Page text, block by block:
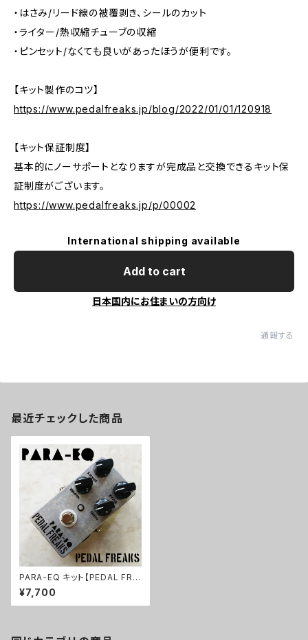
・はさみ/リード線の被覆剥き、シールのカット
・ライター/熱収縮チューブの収縮
・ピンセット/なくても良いがあったほうが便利です。
【キット製作のコツ】
https://www.pedalfreaks.jp/blog/2022/01/01/120918
【キット保証制度】
基本的にノーサポートとなりますが完成品と交換できるキット保
証制度がございます。
https://www.pedalfreaks.jp/p/00002
International shipping available
Add to cart
日本国内にお住まいの方向け
通報する
最近チェックした商品
PARA-EQ キット【PEDAL FRE
AKS】
¥7,700